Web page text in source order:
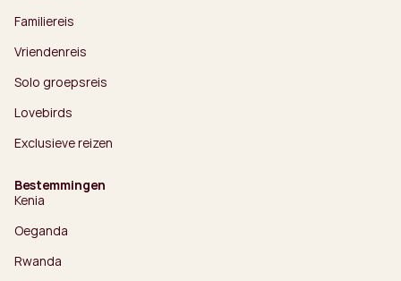
Familiereis
Vriendenreis
Solo groepsreis
Lovebirds
Exclusieve reizen
Bestemmingen
Kenia
Oeganda
Rwanda